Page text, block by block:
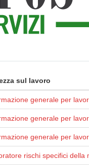
sul lavoro
generale per
generale per
generale per
rischi specifici della